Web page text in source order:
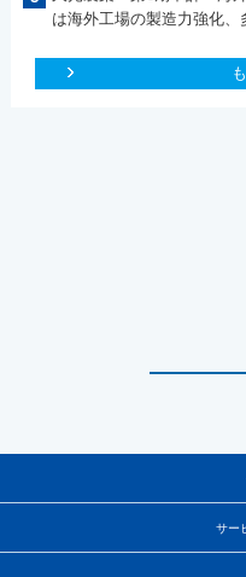
は海外工場の製造力強化、
サー